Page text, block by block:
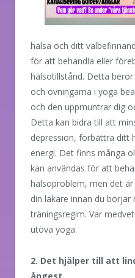
hälsa och ditt
för att behandla eller
hälsotillstånd. Detta
och övningarna i yoga
och den uppmuntrar dig
Detta kan bidra till att
depression, förbättra ditt
energi. Det finns många
kan användas för att
hälsoproblem, men det
din läkare innan du börjar
träningsregim. Var
utöva yoga.
2. Det hjälper till att
ångest